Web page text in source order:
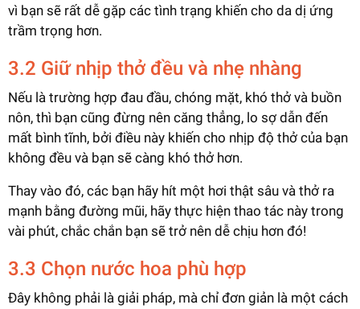
vì bạn sẽ rất dễ gặp các tình trạng khiến cho da dị ứng
trầm trọng hơn.
3.2 Giữ nhịp thở đều và nhẹ nhàng
Nếu là trường hợp đau đầu, chóng mặt, khó thở và buồn
nôn, thì bạn cũng đừng nên căng thẳng, lo sợ dẫn đến
mất bình tĩnh, bởi điều này khiến cho nhịp độ thở của bạn
không đều và bạn sẽ càng khó thở hơn.
Thay vào đó, các bạn hãy hít một hơi thật sâu và thở ra
mạnh bằng đường mũi, hãy thực hiện thao tác này trong
vài phút, chắc chắn bạn sẽ trở nên dễ chịu hơn đó!
3.3 Chọn nước hoa phù hợp
Đây không phải là giải pháp, mà chỉ đơn giản là một cách